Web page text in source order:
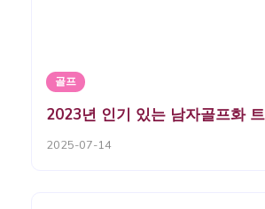
골프
2023년 인기 있는 남자골프화
2025-07-14